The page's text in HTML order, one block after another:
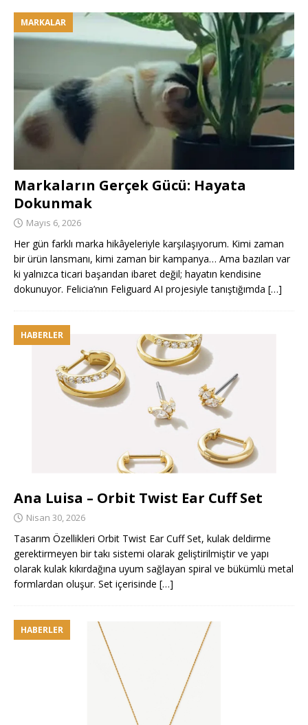
MARKALAR
Markaların Gerçek Gücü: Hayata
Dokunmak
Mayıs 6, 2026
Her gün farklı marka hikâyeleriyle karşılaşıyorum. Kimi zaman
bir ürün lansmanı, kimi zaman bir kampanya… Ama bazıları var
ki yalnızca ticari başarıdan ibaret değil; hayatın kendisine
dokunuyor. Felicia’nın Feliguard AI projesiyle tanıştığımda […]
HABERLER
Ana Luisa – Orbit Twist Ear Cuff Set
Nisan 30, 2026
Tasarım Özellikleri Orbit Twist Ear Cuff Set, kulak deldirme
gerektirmeyen bir takı sistemi olarak geliştirilmiştir ve yapı
olarak kulak kıkırdağına uyum sağlayan spiral ve bükümlü metal
formlardan oluşur. Set içerisinde […]
HABERLER